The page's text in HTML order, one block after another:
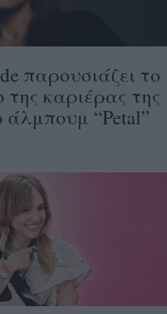
παρουσιάζει το
καριέρας της
“Petal”